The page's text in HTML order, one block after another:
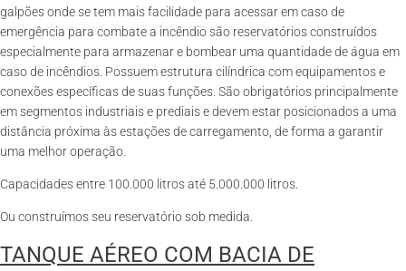
galpões onde se tem mais facilidade para acessar em caso de
emergência para combate a incêndio são reservatórios construídos
especialmente para armazenar e bombear uma quantidade de água em
caso de incêndios. Possuem estrutura cilíndrica com equipamentos e
conexões específicas de suas funções. São obrigatórios principalmente
em segmentos industriais e prediais e devem estar posicionados a uma
distância próxima às estações de carregamento, de forma a garantir
uma melhor operação.
Capacidades entre 100.000 litros até 5.000.000 litros.
Ou construímos seu reservatório sob medida.
TANQUE AÉREO COM BACIA DE